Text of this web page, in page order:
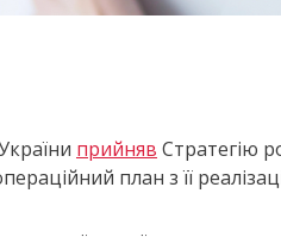
прийняв Стратегію
план з її